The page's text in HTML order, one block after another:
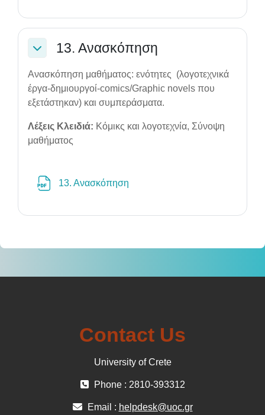
Collapse
13. Ανασκόπηση
Ανασκόπηση μαθήματος: ενότητες (λογοτεχνικά
έργα-δημιουργοί-comics/Graphic novels που
εξετάστηκαν) και συμπεράσματα.
Λέξεις Κλειδιά: Κόμικς και λογοτεχνία, Σύνοψη
μαθήματος
13. Ανασκόπηση
Contact Us
University of Crete
Phone : 2810-393312
Email : helpdesk@uoc.gr